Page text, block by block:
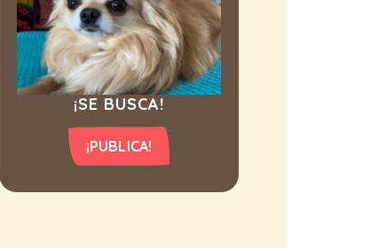
¡SE BUSCA!
¡PUBLICA!